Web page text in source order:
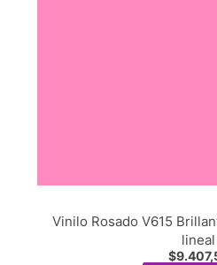
Vinilo Rosado V615
lineal
$